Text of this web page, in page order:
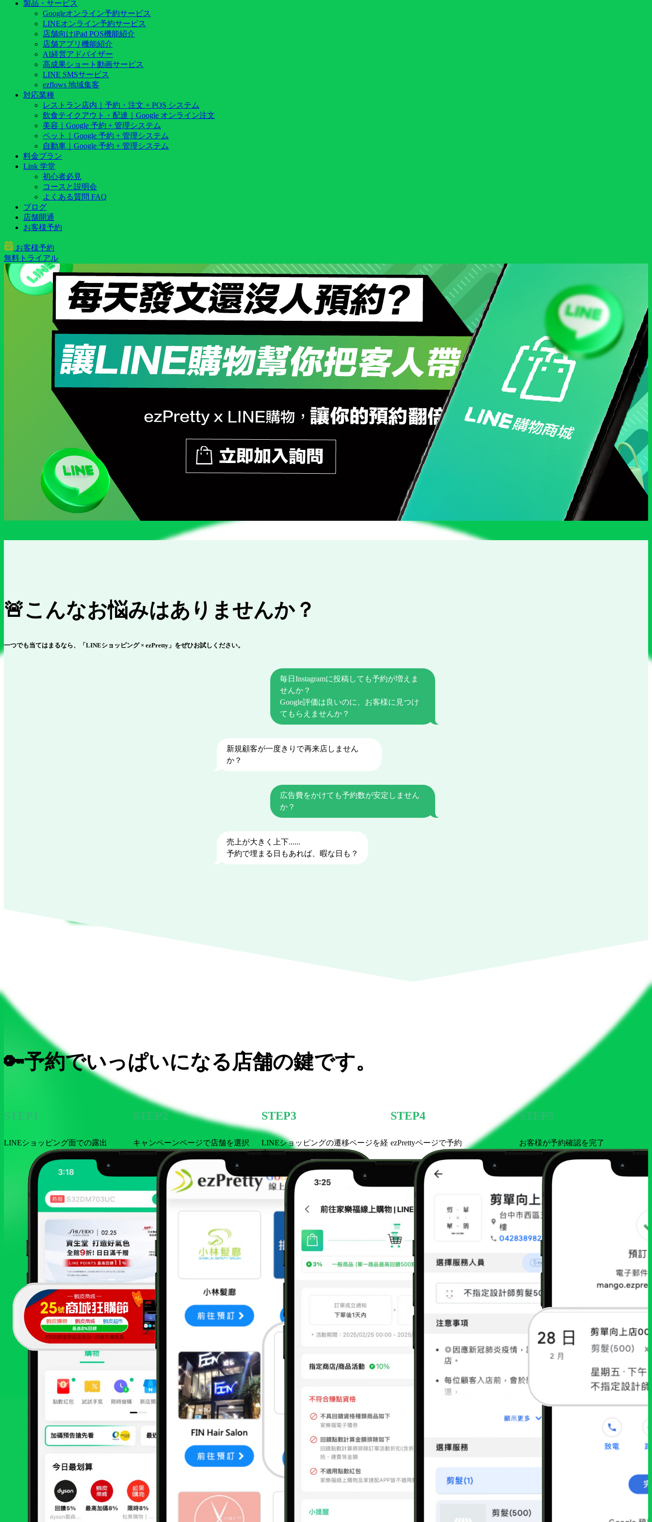
製品・サービス
Googleオンライン予約サービス
LINEオンライン予約サービス
店舗向けiPad POS機能紹介
店舗アプリ機能紹介
AI経営アドバイザー
高成果ショート動画サービス
LINE SMSサービス
ezflows 地域集客
対応業種
レストラン店内｜予約・注文 + POS システム
飲食テイクアウト・配達｜Google オンライン注文
美容｜Google 予約 + 管理システム
ペット｜Google 予約 + 管理システム
自動車｜Google 予約 + 管理システム
料金プラン
Link 学堂
初心者必見
コースと説明会
よくある質問 FAQ
ブログ
店舗開通
お客様予約
お客様予約
無料トライアル
🚨こんなお悩みはありませんか？
一つでも当てはまるなら、「LINEショッピング × ezPretty」をぜひお試しください。
毎日Instagramに投稿しても予約が増えま
せんか？
Google評価は良いのに、お客様に見つけ
てもらえませんか？
新規顧客が一度きりで再来店しません
か？
広告費をかけても予約数が安定しません
か？
売上が大きく上下......
予約で埋まる日もあれば、暇な日も？
🔑予約でいっぱいになる店舗の鍵です。
STEP1
LINEショッピング面での露出
STEP2
キャンペーンページで店舗を選択
STEP3
LINEショッピングの遷移ページを経
由
STEP4
ezPrettyページで予約
STEP5
お客様が予約確認を完了